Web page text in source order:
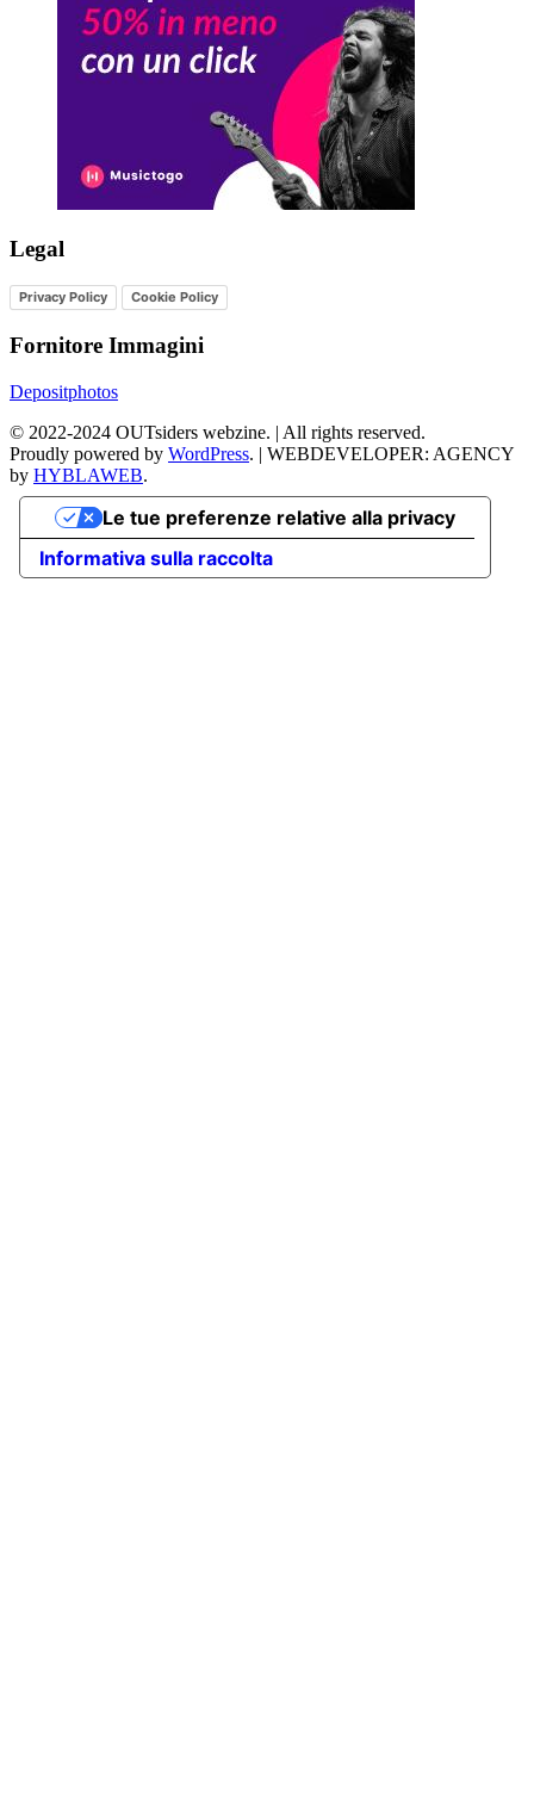
Legal
Privacy Policy Cookie Policy
Fornitore Immagini
Depositphotos
© 2022-2024 OUTsiders webzine. | All rights reserved.
Proudly powered by WordPress. | WEBDEVELOPER: AGENCY
by HYBLAWEB.
Informativa sulla raccolta
Le tue preferenze relative alla privacy